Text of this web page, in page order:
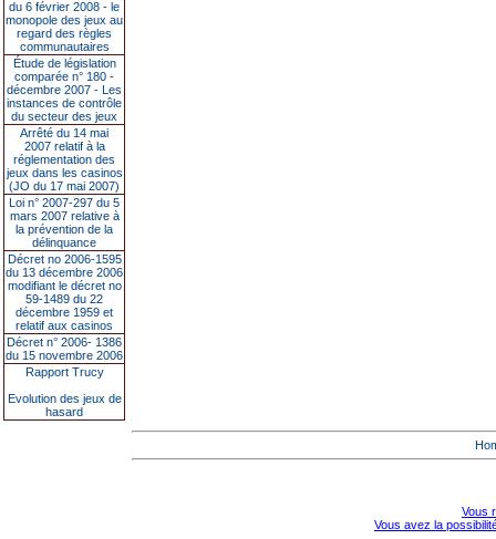
du 6 février 2008 - le
monopole des jeux au
regard des règles
communautaires
Étude de législation
comparée n° 180 -
décembre 2007 - Les
instances de contrôle
du secteur des jeux
Arrêté du 14 mai
2007 relatif à la
réglementation des
jeux dans les casinos
(JO du 17 mai 2007)
Loi n° 2007-297 du 5
mars 2007 relative à
la prévention de la
délinquance
Décret no 2006-1595
du 13 décembre 2006
modifiant le décret no
59-1489 du 22
décembre 1959 et
relatif aux casinos
Décret n° 2006- 1386
du 15 novembre 2006
Rapport Trucy
Evolution des jeux de
hasard
Vous
Vous avez la